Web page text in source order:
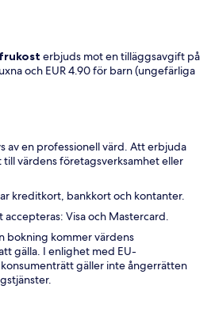
erbjuds mot en tilläggsavgift på
och EUR 4.90 för barn (ungefärliga
av en professionell värd. Att erbjuda
värdens företagsverksamhet eller
kreditkort, bankkort och kontanter.
Visa och Mastercard.
bokning kommer värdens
gälla. I enlighet med EU-
gäller inte ångerrätten